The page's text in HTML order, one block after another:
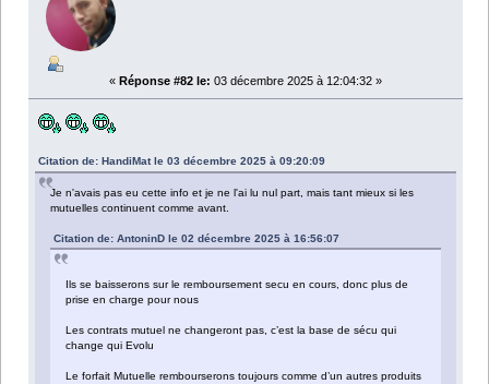
« Réponse #82 le: 03 décembre 2025 à 12:04:32 »
Citation de: HandiMat le 03 décembre 2025 à 09:20:09
Je n'avais pas eu cette info et je ne l'ai lu nul part, mais tant mieux si les
mutuelles continuent comme avant.
Citation de: AntoninD le 02 décembre 2025 à 16:56:07
Ils se baisserons sur le remboursement secu en cours, donc plus de
prise en charge pour nous
Les contrats mutuel ne changeront pas, c’est la base de sécu qui
change qui Evolu
Le forfait Mutuelle rembourserons toujours comme d’un autres produits